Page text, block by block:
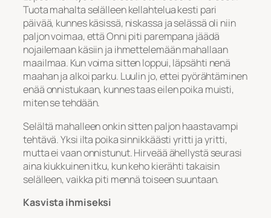
Tuota mahalta selälleen kellahtelua kesti pari
päivää, kunnes käsissä, niskassa ja selässä oli niin
paljon voimaa, että Onni piti parempana jäädä
nojailemaan käsiin ja ihmettelemään mahallaan
maailmaa. Kun voima sitten loppui, läpsähti nenä
maahan ja alkoi parku. Luulin jo, ettei pyörähtäminen
enää onnistukaan, kunnes taas eilen poika muisti,
miten se tehdään.
Selältä mahalleen onkin sitten paljon haastavampi
tehtävä. Yksi ilta poika sinnikkäästi yritti ja yritti,
mutta ei vaan onnistunut. Hirveää ähellystä seurasi
aina kiukkuinen itku, kun keho kierähti takaisin
selälleen, vaikka piti mennä toiseen suuntaan.
Kasvista ihmiseksi